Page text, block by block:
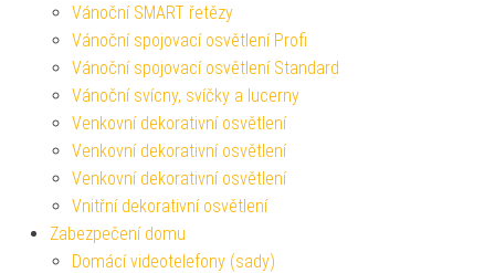
Vánoční SMART řetězy
Vánoční spojovací osvětlení Profi
Vánoční spojovací osvětlení Standard
Vánoční svícny, svíčky a lucerny
Venkovní dekorativní osvětlení
Venkovní dekorativní osvětlení
Venkovní dekorativní osvětlení
Vnitřní dekorativní osvětlení
Zabezpečení domu
Domácí videotelefony (sady)